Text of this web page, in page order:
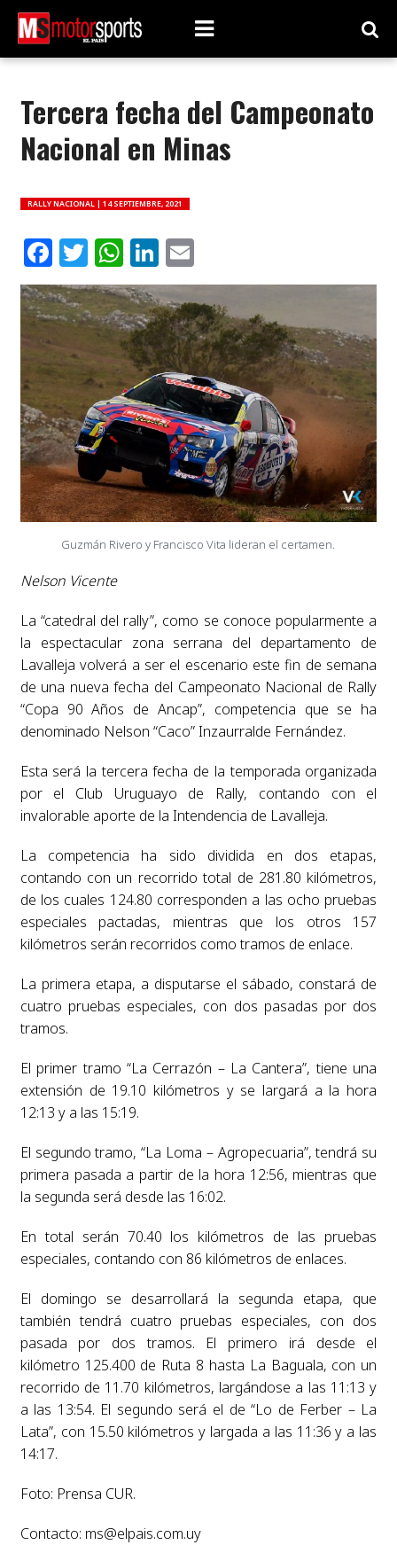
Tercera fecha del Campeonato
Nacional en Minas
RALLY NACIONAL | 14 SEPTIEMBRE, 2021
Facebook
Twitter
WhatsApp
LinkedIn
Email
Guzmán Rivero y Francisco Vita lideran el certamen.
Nelson Vicente
La “catedral del rally”, como se conoce popularmente a
la espectacular zona serrana del departamento de
Lavalleja volverá a ser el escenario este fin de semana
de una nueva fecha del Campeonato Nacional de Rally
“Copa 90 Años de Ancap”, competencia que se ha
denominado Nelson “Caco” Inzaurralde Fernández.
Esta será la tercera fecha de la temporada organizada
por el Club Uruguayo de Rally, contando con el
invalorable aporte de la Intendencia de Lavalleja.
La competencia ha sido dividida en dos etapas,
contando con un recorrido total de 281.80 kilómetros,
de los cuales 124.80 corresponden a las ocho pruebas
especiales pactadas, mientras que los otros 157
kilómetros serán recorridos como tramos de enlace.
La primera etapa, a disputarse el sábado, constará de
cuatro pruebas especiales, con dos pasadas por dos
tramos.
El primer tramo “La Cerrazón – La Cantera”, tiene una
extensión de 19.10 kilómetros y se largará a la hora
12:13 y a las 15:19.
El segundo tramo, “La Loma – Agropecuaria”, tendrá su
primera pasada a partir de la hora 12:56, mientras que
la segunda será desde las 16:02.
En total serán 70.40 los kilómetros de las pruebas
especiales, contando con 86 kilómetros de enlaces.
El domingo se desarrollará la segunda etapa, que
también tendrá cuatro pruebas especiales, con dos
pasada por dos tramos. El primero irá desde el
kilómetro 125.400 de Ruta 8 hasta La Baguala, con un
recorrido de 11.70 kilómetros, largándose a las 11:13 y
a las 13:54. El segundo será el de “Lo de Ferber – La
Lata”, con 15.50 kilómetros y largada a las 11:36 y a las
14:17.
Foto: Prensa CUR.
Contacto: ms@elpais.com.uy